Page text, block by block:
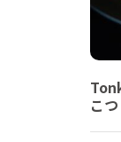
こつ